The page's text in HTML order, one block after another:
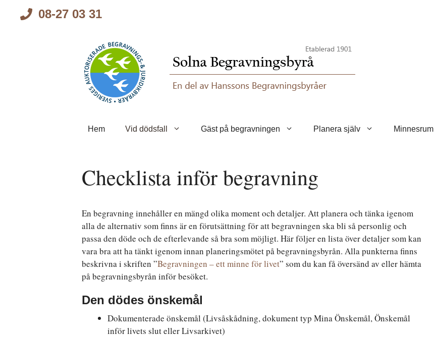
08-27 03 31
Hem Vid dödsfall Gäst på begravningen Planera själv Minnesrum
Checklista inför begravning
En begravning innehåller en mängd olika moment och detaljer. Att planera och tänka igenom
alla de alternativ som finns är en förutsättning för att begravningen ska bli så personlig och
passa den döde och de efterlevande så bra som möjligt. Här följer en lista över detaljer som kan
vara bra att ha tänkt igenom innan planeringsmötet på begravningsbyrån. Alla punkterna finns
beskrivna i skriften ”Begravningen – ett minne för livet” som du kan få översänd av eller hämta
på begravningsbyrån inför besöket.
Den dödes önskemål
Dokumenterade önskemål (Livsåskådning, dokument typ Mina Önskemål, Önskemål
inför livets slut eller Livsarkivet)